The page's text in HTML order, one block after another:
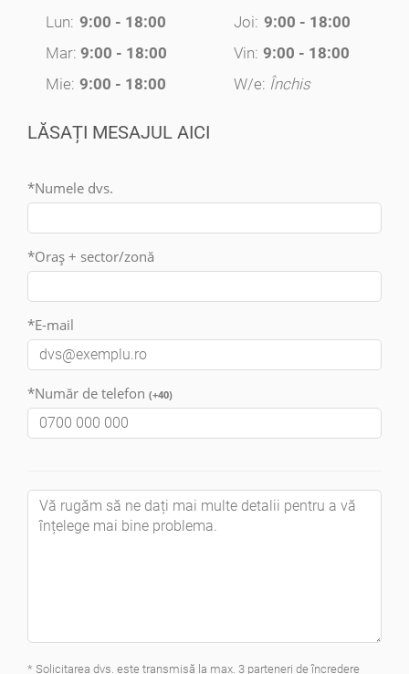
Mar:
9 - 17
Mie:9 - 17
Vin:
9 - 15
Sâm:Închis
Bd. Ion Mihalache 227 ~ Grivița
Lun: 9:00 - 18:00
Mar: 9:00 - 18:00
Mie: 9:00 - 18:00
Joi: 9:00 - 18:00
Vin: 9:00 - 18:00
W/e: Închis
LĂSAȚI MESAJUL AICI
*Numele dvs.
*Oraș + sector/zonă
*E-mail
*Număr de telefon (+40)
* Solicitarea dvs. este transmisă la max. 3 parteneri de încredere